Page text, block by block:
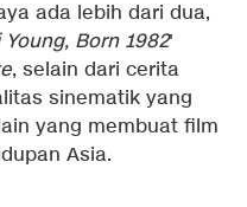
ada lebih dari dua,
Young, Born 1982'
, selain dari cerita
sinematik yang
yang membuat film
Asia.